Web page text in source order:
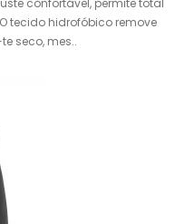
confortável, permite total
tecido hidrofóbico remove
seco, mes..